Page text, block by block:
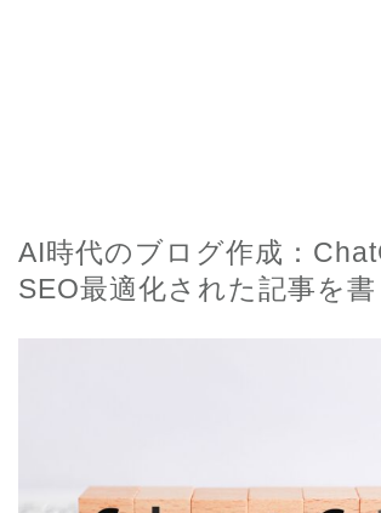
AI時代のブログ作成：
SEO最適化された記事を